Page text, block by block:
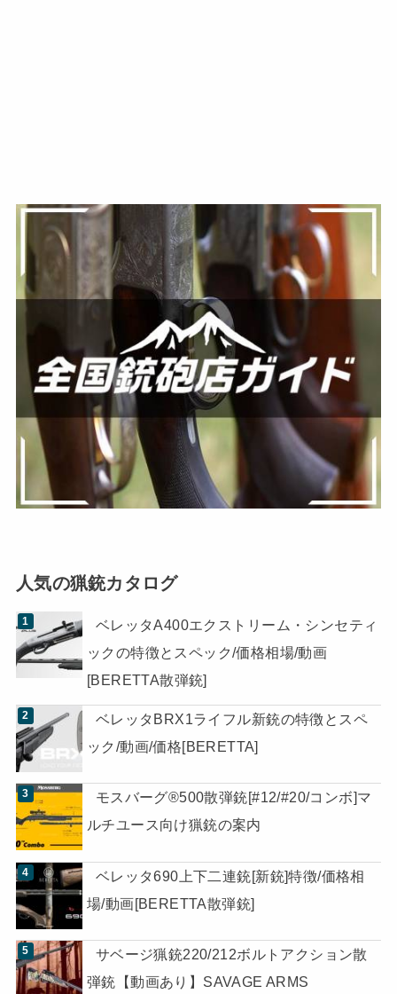
人気の猟銃カタログ
ベレッタA400エクストリーム・シンセティ
ックの特徴とスペック/価格相場/動画
[BERETTA散弾銃]
ベレッタBRX1ライフル新銃の特徴とスペ
ック/動画/価格[BERETTA]
モスバーグ®500散弾銃[#12/#20/コンボ]マ
ルチユース向け猟銃の案内
ベレッタ690上下二連銃[新銃]特徴/価格相
場/動画[BERETTA散弾銃]
サベージ猟銃220/212ボルトアクション散
弾銃【動画あり】SAVAGE ARMS